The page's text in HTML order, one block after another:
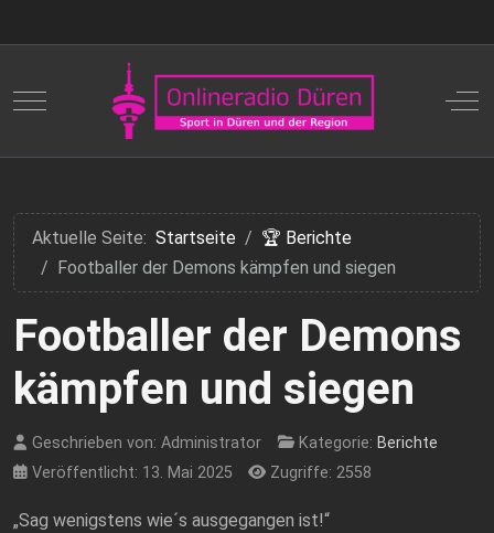
Mobile Menu Toggle
Aktuelle Seite: Startseite
🏆 Berichte
Footballer der Demons kämpfen und siegen
Footballer der Demons
kämpfen und siegen
Geschrieben von: Administrator Kategorie: Berichte
Veröffentlicht: 13. Mai 2025
Zugriffe: 2558
„Sag wenigstens wie´s ausgegangen ist!“